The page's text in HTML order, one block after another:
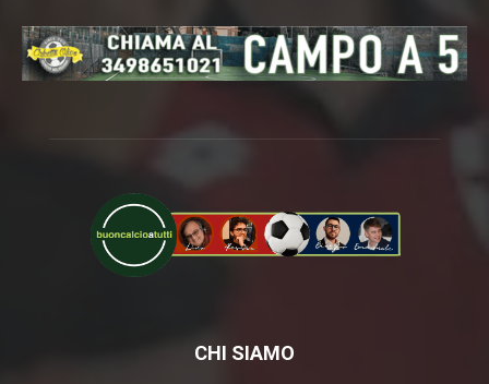
CHI SIAMO